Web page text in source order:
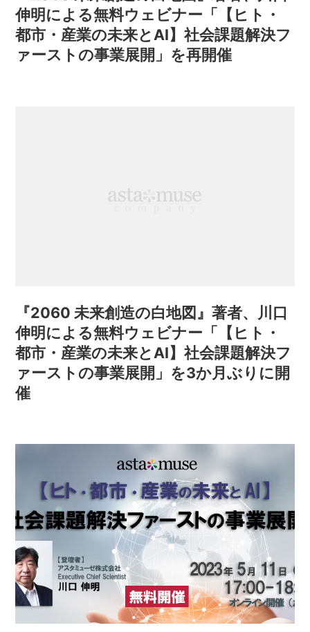
伸明による無料ウェビナー「【ヒト・
都市・産業の未来とAI】社会課題解決フ
ァーストの事業展開」を再開催
『2060 未来創造の白地図』著者、川口
伸明による無料ウェビナー「【ヒト・
都市・産業の未来とAI】社会課題解決フ
ァーストの事業展開」を3か月ぶりに開
催